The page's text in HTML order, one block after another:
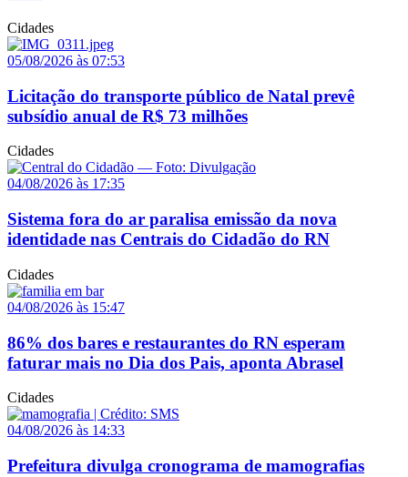
Cidades
05/08/2026 às 07:53
Licitação do transporte público de Natal prevê
subsídio anual de R$ 73 milhões
Cidades
04/08/2026 às 17:35
Sistema fora do ar paralisa emissão da nova
identidade nas Centrais do Cidadão do RN
Cidades
04/08/2026 às 15:47
86% dos bares e restaurantes do RN esperam
faturar mais no Dia dos Pais, aponta Abrasel
Cidades
04/08/2026 às 14:33
Prefeitura divulga cronograma de mamografias